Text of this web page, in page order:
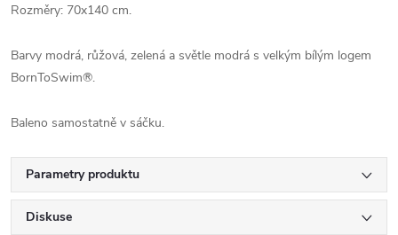
Rozměry: 70x140 cm.
Barvy modrá, růžová, zelená a světle modrá s velkým bílým logem
BornToSwim®.
Baleno samostatně v sáčku.
Parametry produktu
Diskuse